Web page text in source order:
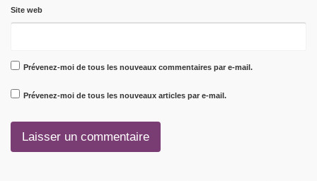
Site web
Prévenez-moi de tous les nouveaux commentaires par e-mail.
Prévenez-moi de tous les nouveaux articles par e-mail.